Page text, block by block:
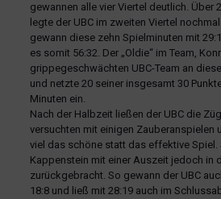
gewannen alle vier Viertel deutlich. Über
legte der UBC im zweiten Viertel
gewann diese zehn Spielminuten mit
es somit 56:32. Der „Oldie“ im Team,
grippegeschwächten UBC-Team an
und netzte 20 seiner insgesamt 30
Minuten ein.
Nach der Halbzeit ließen der UBC die
versuchten mit einigen Zauberanspielen
viel das schöne statt das effektive Spiel.
Kappenstein mit einer Auszeit jedoch in
zurückgebracht. So gewann der UBC
18:8 und ließ mit 28:19 auch im